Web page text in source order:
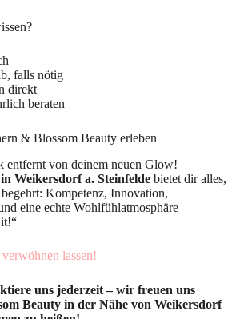
falls nötig
direkt
beraten
& Blossom Beauty erleben
entfernt von deinem neuen Glow!
Weikersdorf a. Steinfelde bietet dir alles,
Kompetenz, Innovation,
eine echte Wohlfühlatmosphäre –
lassen!
uns jederzeit – wir freuen uns
Beauty in der Nähe von Weikersdorf